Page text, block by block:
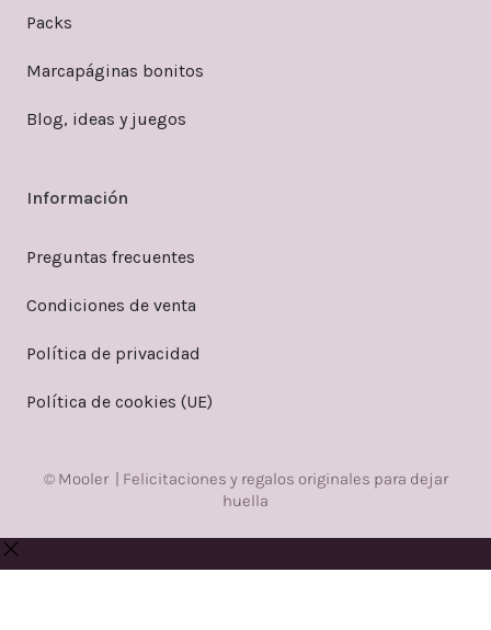
Packs
Marcapáginas bonitos
Blog, ideas y juegos
Información
Preguntas frecuentes
Condiciones de venta
Política de privacidad
Política de cookies (UE)
© Mooler | Felicitaciones y regalos originales para dejar
huella